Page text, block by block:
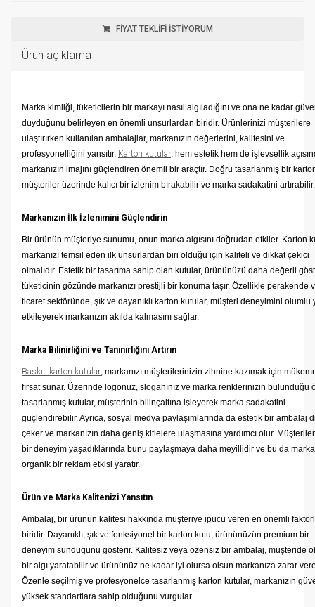
FİYAT TEKLİFİ İSTİYORUM
Ürün açıklama
Marka kimliği, tüketicilerin bir markayı nasıl algıladığını ve ona ne kadar
duyduğunu belirleyen en önemli unsurlardan biridir. Ürünlerinizi müşterilere
ulaştırırken kullanılan ambalajlar, markanızın değerlerini, kalitesini ve
profesyonelliğini yansıtır. Karton kutular , hem estetik hem de işlevsellik
markanızın imajını güçlendiren önemli bir araçtır. Doğru tasarlanmış bir
müşteriler üzerinde kalıcı bir izlenim bırakabilir ve marka sadakatini artırabilir.
Markanızın İlk İzlenimini Güçlendirin
Bir ürünün müşteriye sunumu, onun marka algısını doğrudan etkiler. Karton
markanızı temsil eden ilk unsurlardan biri olduğu için kaliteli ve dikkat çekici
olmalıdır. Estetik bir tasarıma sahip olan kutular, ürününüzü daha değerli
tüketicinin gözünde markanızı prestijli bir konuma taşır. Özellikle perakende
ticaret sektöründe, şık ve dayanıklı karton kutular, müşteri deneyimini olumlu
etkileyerek markanızın akılda kalmasını sağlar.
Marka Bilinirliğini ve Tanınırlığını Artırın
Baskılı karton kutular , markanızı müşterilerinizin zihnine kazımak için
fırsat sunar. Üzerinde logonuz, sloganınız ve marka renklerinizin bulunduğu
tasarlanmış kutular, müşterinin bilinçaltına işleyerek marka sadakatini
güçlendirebilir. Ayrıca, sosyal medya paylaşımlarında da estetik bir ambalaj
çeker ve markanızın daha geniş kitlelere ulaşmasına yardımcı olur.
bir deneyim yaşadıklarında bunu paylaşmaya daha meyillidir ve bu da
organik bir reklam etkisi yaratır.
Ürün ve Marka Kalitenizi Yansıtın
Ambalaj, bir ürünün kalitesi hakkında müşteriye ipucu veren en önemli
biridir. Dayanıklı, şık ve fonksiyonel bir karton kutu, ürününüzün premium bir
deneyim sunduğunu gösterir. Kalitesiz veya özensiz bir ambalaj, müşteride
bir algı yaratabilir ve ürününüz ne kadar iyi olursa olsun markanıza zarar
Özenle seçilmiş ve profesyonelce tasarlanmış karton kutular, markanızın
yüksek standartlara sahip olduğunu vurgular.